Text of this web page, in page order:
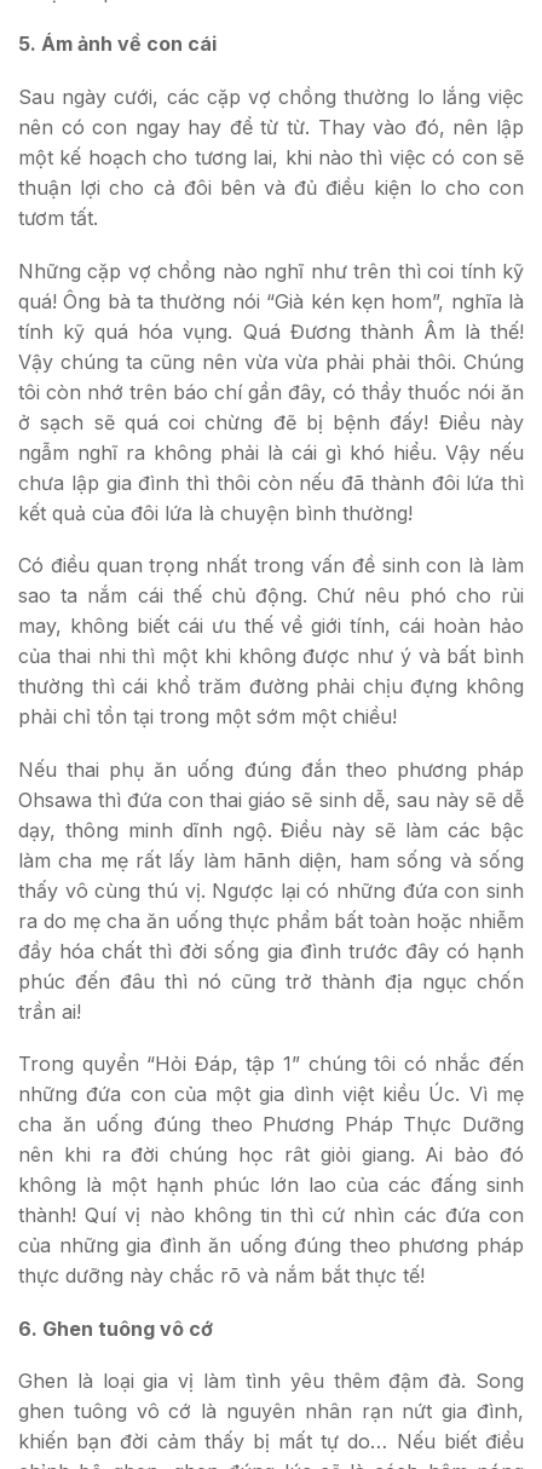
5. Ám ảnh về con cái
Sau ngày cưới, các cặp vợ chồng thường lo lắng việc
nên có con ngay hay để từ từ. Thay vào đó, nên lập
một kế hoạch cho tương lai, khi nào thì việc có con sẽ
thuận lợi cho cả đôi bên và đủ điều kiện lo cho con
tươm tất.
Những cặp vợ chồng nào nghĩ như trên thì coi tính kỹ
quá! Ông bà ta thường nói “Già kén kẹn hom”, nghĩa là
tính kỹ quá hóa vụng. Quá Đương thành Âm là thế!
Vậy chúng ta cũng nên vừa vừa phải phải thôi. Chúng
tôi còn nhớ trên báo chí gần đây, có thầy thuốc nói ăn
ở sạch sẽ quá coi chừng đẽ bị bệnh đấy! Điều này
ngẫm nghĩ ra không phải là cái gì khó hiểu. Vậy nếu
chưa lập gia đình thì thôi còn nếu đã thành đôi lứa thì
kết quả của đôi lứa là chuyện bình thường!
Có điều quan trọng nhất trong vấn đề sinh con là làm
sao ta nắm cái thế chủ động. Chứ nêu phó cho rủi
may, không biết cái ưu thế về giới tính, cái hoàn hảo
của thai nhi thì một khi không được như ý và bất bình
thường thì cái khổ trăm đường phải chịu đựng không
phải chỉ tồn tại trong một sớm một chiều!
Nếu thai phụ ăn uống đúng đắn theo phương pháp
Ohsawa thì đứa con thai giáo sẽ sinh dễ, sau này sẽ dễ
dạy, thông minh dĩnh ngộ. Điều này sẽ làm các bậc
làm cha mẹ rất lấy làm hãnh diện, ham sống và sống
thấy vô cùng thú vị. Ngược lại có những đứa con sinh
ra do mẹ cha ăn uống thực phẩm bất toàn hoặc nhiễm
đầy hóa chất thì đời sống gia đình trước đây có hạnh
phúc đến đâu thì nó cũng trở thành địa ngục chốn
trần ai!
Trong quyển “Hỏi Đáp, tập 1” chúng tôi có nhắc đến
những đứa con của một gia dình việt kiều Úc. Vì mẹ
cha ăn uống đúng theo Phương Pháp Thực Dưỡng
nên khi ra đời chúng học rât giỏi giang. Ai bảo đó
không là một hạnh phúc lớn lao của các đấng sinh
thành! Quí vị nào không tin thì cứ nhìn các đứa con
của những gia đình ăn uống đúng theo phương pháp
thực dưỡng này chắc rõ và nắm bắt thực tế!
6. Ghen tuông vô cớ
Ghen là loại gia vị làm tình yêu thêm đậm đà. Song
ghen tuông vô cớ là nguyên nhân rạn nứt gia đình,
khiến bạn đời cảm thấy bị mất tự do… Nếu biết điều